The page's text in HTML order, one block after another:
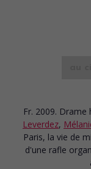
Fr. 2009. Drame
Leverdez,
Paris, la vie de
d'une rafle